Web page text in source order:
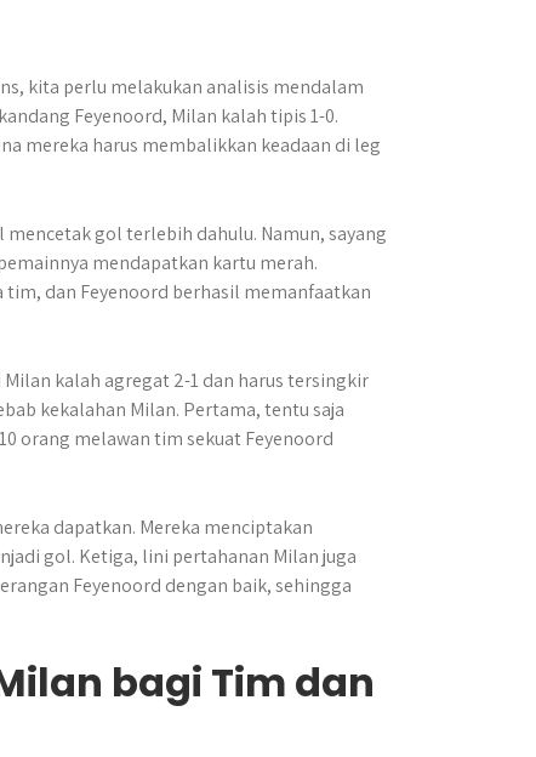
kita perlu melakukan analisis mendalam
Feyenoord, Milan kalah tipis 1-0.
mereka harus membalikkan keadaan di leg
gol terlebih dahulu. Namun, sayang
mendapatkan kartu merah.
dan Feyenoord berhasil memanfaatkan
kalah agregat 2-1 dan harus tersingkir
kekalahan Milan. Pertama, tentu saja
orang melawan tim sekuat Feyenoord
dapatkan. Mereka menciptakan
gol. Ketiga, lini pertahanan Milan juga
Feyenoord dengan baik, sehingga
bagi Tim dan